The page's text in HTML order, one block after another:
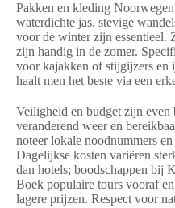
Pakken en kleding
waterdichte jas, stevige
voor de winter zijn essentieel.
zijn handig in de zomer.
voor kajakken of stijgijzers en
haalt men het beste via een
Veiligheid en budget zijn
veranderend weer en
noteer lokale noodnummers
Dagelijkse kosten variëren
dan hotels; boodschappen bij
Boek populaire tours vooraf
lagere prijzen. Respect voor